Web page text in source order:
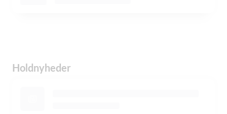
Holdnyheder